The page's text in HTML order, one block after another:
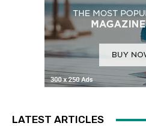
LATEST ARTICLES